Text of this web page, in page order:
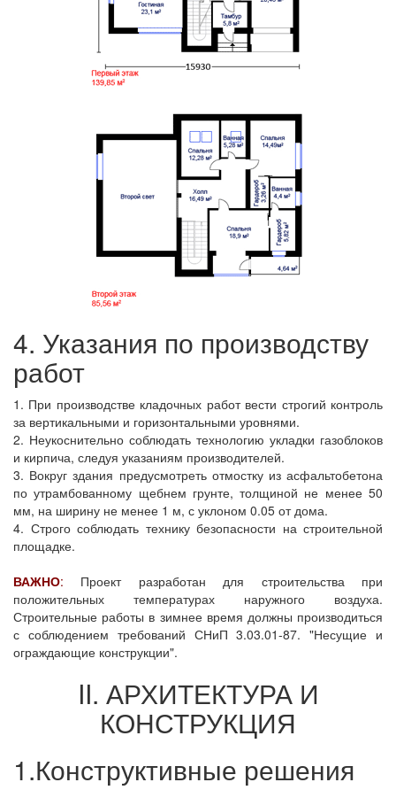
4. Указания по производству
работ
1. При производстве кладочных работ вести строгий контроль
за вертикальными и горизонтальными уровнями.
2. Неукоснительно соблюдать технологию укладки газоблоков
и кирпича, следуя указаниям производителей.
3. Вокруг здания предусмотреть отмостку из асфальтобетона
по утрамбованному щебнем грунте, толщиной не менее 50
мм, на ширину не менее 1 м, с уклоном 0.05 от дома.
4. Строго соблюдать технику безопасности на строительной
площадке.
ВАЖНО: Проект разработан для строительства при
положительных температурах наружного воздуха.
Строительные работы в зимнее время должны производиться
с соблюдением требований СНиП 3.03.01-87. "Несущие и
ограждающие конструкции".
II. АРХИТЕКТУРА И
КОНСТРУКЦИЯ
1.Конструктивные решения